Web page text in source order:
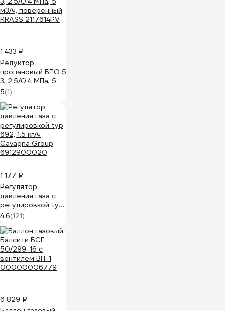
1 433 ₽
Редуктор
пропановый БПО 5
3, 2.5/0.4 МПа, 5
м3/ч, поверенный
KRASS 2117614PV
5(1)
1 177 ₽
Регулятор
давления газа с
регулировкой typ
692, 1.5 кг/ч
Cavagna Group
6912900020
4.6(121)
6 829 ₽